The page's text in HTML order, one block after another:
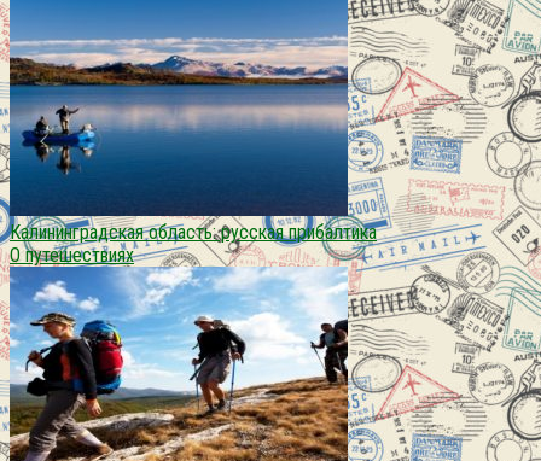
Калининградская область: русская прибалтика
О путешествиях